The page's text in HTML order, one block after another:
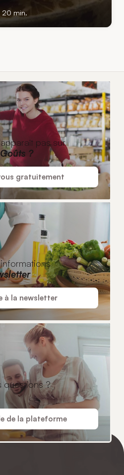
20 min.
pas sur
?
gratuitement
à la newsletter
questions ?
de la plateforme